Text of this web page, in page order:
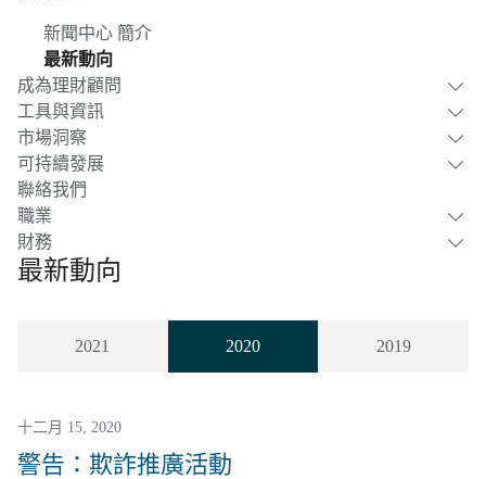
新聞中心 簡介
最新動向
成為理財顧問
工具與資訊
市場洞察
可持續發展
聯絡我們
職業
財務
最新動向
2021 2020 2019
十二月 15, 2020
警告：欺詐推廣活動